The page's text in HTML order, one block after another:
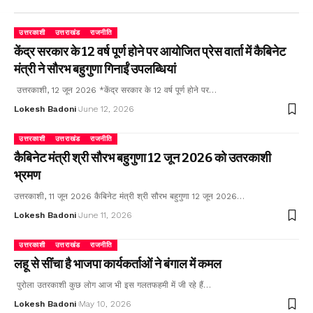
उत्तरकाशी उत्तराखंड राजनीति
केंद्र सरकार के 12 वर्ष पूर्ण होने पर आयोजित प्रेस वार्ता में कैबिनेट
मंत्री ने सौरभ बहुगुणा गिनाईं उपलब्धियां
उत्तरकाशी, 12 जून 2026 *केंद्र सरकार के 12 वर्ष पूर्ण होने पर…
Lokesh Badoni June 12, 2026
उत्तरकाशी उत्तराखंड राजनीति
कैबिनेट मंत्री श्री सौरभ बहुगुणा 12 जून 2026 को उतरकाशी
भ्रमण
उत्तरकाशी, 11 जून 2026 कैबिनेट मंत्री श्री सौरभ बहुगुणा 12 जून 2026…
Lokesh Badoni June 11, 2026
उत्तरकाशी उत्तराखंड राजनीति
लहू से सींचा है भाजपा कार्यकर्ताओं ने बंगाल में कमल
पुरोला उतरकाशी कुछ लोग आज भी इस गलतफहमी में जी रहे हैं…
Lokesh Badoni May 10, 2026